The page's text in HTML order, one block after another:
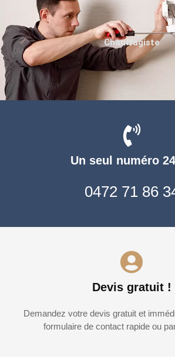
Un seul numéro
0472 71 86
Devis gratuit !
Demandez votre devis gratuit et
formulaire de contact rapide ou
Chauffagiste